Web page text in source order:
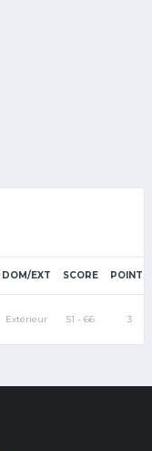
DOM/EXT SCORE POINTS
Extérieur 51 - 66 3